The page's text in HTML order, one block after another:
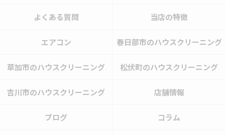
よくある質問 当店の特徴
エアコン 春日部市のハウスクリーニング
草加市のハウスクリーニング 松伏町のハウスクリーニング
吉川市のハウスクリーニング 店舗情報
ブログ コラム